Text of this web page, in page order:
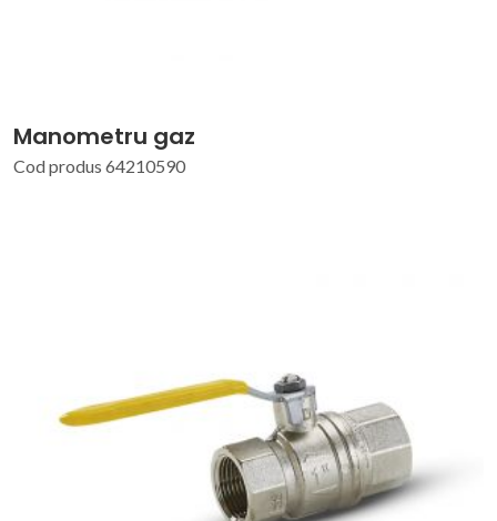
Manometru gaz
Cod produs 64210590